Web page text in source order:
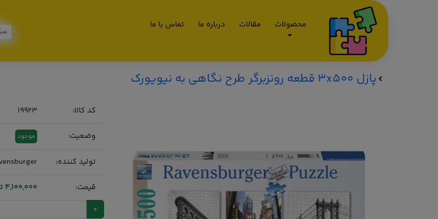
محصولات مقالات درباره ما تماس با ما
پازل 3x500 قطعه رونزبرگر طرح نگاهی به نیویورک
کد کالا: 19923
وضعیت: موجود
تولید کننده:
قیمت:
4,100,000 تومان
+